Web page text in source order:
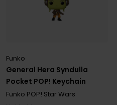
General Hera Syndulla
Pocket POP! Keychain
Funko
Funko POP! Star Wars